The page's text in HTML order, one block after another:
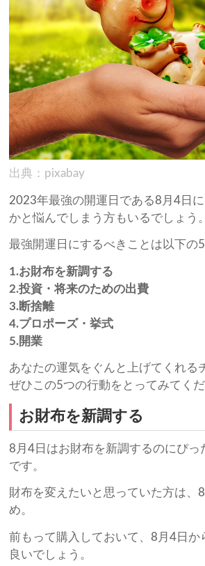
出典：pixabay
2023年最強の開運日である8月4日
かと悩んでしまう方もいるでしょう。
最強開運日にするべきことは以下の5
1.お財布を新調する
2.投資・将来のための出費
3.断捨離
4.プロポーズ・挙式
5.開業
あなたの運気をぐんと上げてくれる
ぜひこの5つの行動をとってみてくだ
お財布を新調する
8月4日はお財布を新調するのにぴっ
です。
財布を変えたいと思っていた方は、
め。
前もって購入しておいて、8月4日か
良いでしょう。